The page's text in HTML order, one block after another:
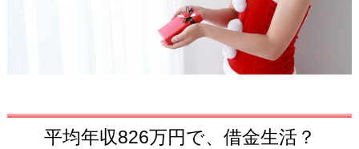
平均年収826万円で、借金生活？